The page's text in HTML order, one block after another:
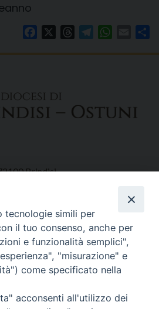
FacebookThreadsTelegram Email
Brindisi
9 - 13
ore 9 - 13
tecnologie simili per
il tuo consenso, anche per
e funzionalità semplici",
"misurazione" e
come specificato nella
acconsenti all'utilizzo dei